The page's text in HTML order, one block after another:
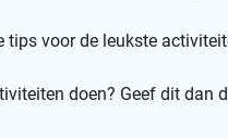
tips voor de leukste
doen? Geef dit